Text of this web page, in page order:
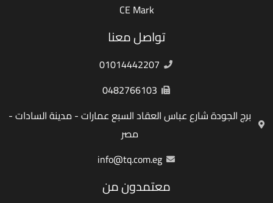
CE Mark
تواصل معنا
01014442207
0482766103
برج الجودة شارع عباس العقاد السبع عمارات - مدينة السادات -
مصر
info@tq.com.eg
معتمدون من